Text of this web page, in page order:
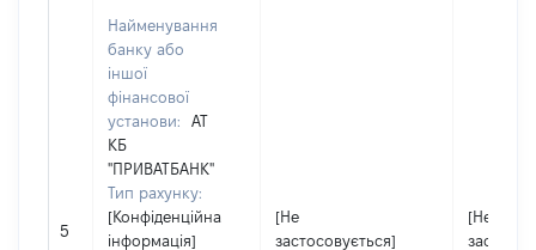
5
Найменування
банку або
іншої
фінансової
установи:
АТ
КБ
"ПРИВАТБАНК"
Тип рахунку:
[Конфіденційна
інформація]
[Не
застосовується]
[Не